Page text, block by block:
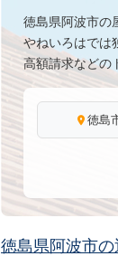
徳島県阿波市の
やねいろはでは
高額請求などの
徳島
徳島県阿波市